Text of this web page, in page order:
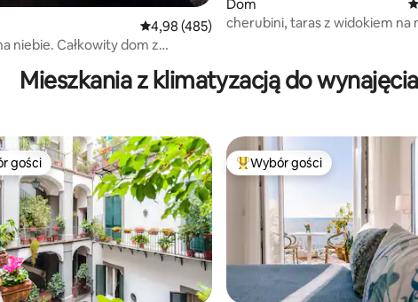
5, liczba recenzji: 194
Średnia ocena: 4,98 na 5, liczba recenzji: 485
4,98 (485)
niebie. Całkowity dom z
Dom
cherubini, taras z widokiem na
Mieszkania z klimatyzacją do wynajęcia
gości
gości Najpopularniejsze z kategorii
Wybór gości